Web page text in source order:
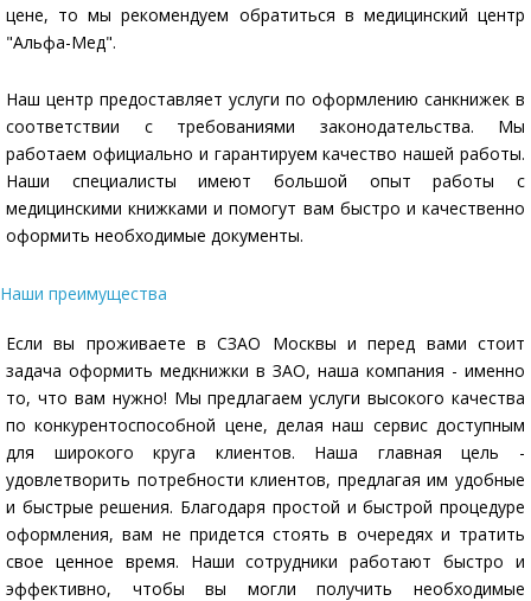
цене, то мы рекомендуем обратиться в медицинский центр
"Альфа-Мед".
Наш центр предоставляет услуги по оформлению санкнижек в
соответствии с требованиями законодательства. Мы
работаем официально и гарантируем качество нашей работы.
Наши специалисты имеют большой опыт работы с
медицинскими книжками и помогут вам быстро и качественно
оформить необходимые документы.
Наши преимущества
Если вы проживаете в СЗАО Москвы и перед вами стоит
задача оформить медкнижки в ЗАО, наша компания - именно
то, что вам нужно! Мы предлагаем услуги высокого качества
по конкурентоспособной цене, делая наш сервис доступным
для широкого круга клиентов. Наша главная цель -
удовлетворить потребности клиентов, предлагая им удобные
и быстрые решения. Благодаря простой и быстрой процедуре
оформления, вам не придется стоять в очередях и тратить
свое ценное время. Наши сотрудники работают быстро и
эффективно, чтобы вы могли получить необходимые